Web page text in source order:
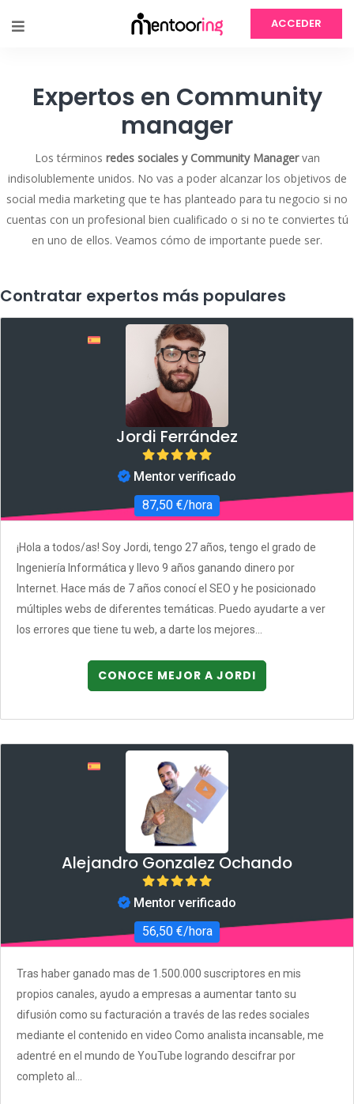
ACCEDER
Expertos en Community
manager
Los términos redes sociales y Community Managervan
indisolublemente unidos. No vas a poder alcanzar los objetivos de
social media marketing que te has planteado para tu negocio si no
cuentas con un profesional bien cualificado o si no te conviertes tú
en uno de ellos. Veamos cómo de importante puede ser.
Contratar expertos más populares
Jordi Ferrández
Mentor verificado
87,50 €/hora
¡Hola a todos/as! Soy Jordi, tengo 27 años, tengo el grado de
Ingeniería Informática y llevo 9 años ganando dinero por
Internet. Hace más de 7 años conocí el SEO y he posicionado
múltiples webs de diferentes temáticas. Puedo ayudarte a ver
los errores que tiene tu web, a darte los mejores...
CONOCE MEJOR A JORDI
Alejandro Gonzalez Ochando
Mentor verificado
56,50 €/hora
Tras haber ganado mas de 1.500.000 suscriptores en mis
propios canales, ayudo a empresas a aumentar tanto su
difusión como su facturación a través de las redes sociales
mediante el contenido en video Como analista incansable, me
adentré en el mundo de YouTube logrando descifrar por
completo al...